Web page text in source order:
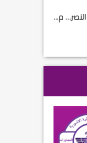
في العدد الجديد من صحيفة بهرا (658): هل